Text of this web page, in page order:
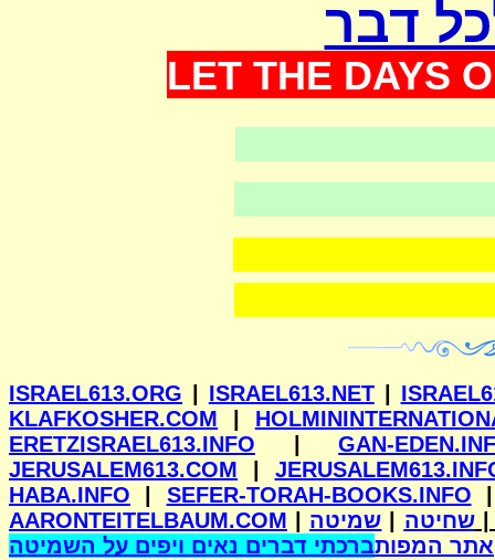
דבר
LET THE DAYS
ISRAEL613.ORG ISRAEL613.NET|
KLAFKOSHER.COM
ERETZISRAEL613.INFO |GAN-
JERUSALEM613.COM
HABA.INFO
SEFER-TORAH-BOOKS.INFO
AARONTEITELBAUM.COM
שמיטה שחיטה
ברכתי דברים נאים ויפים על השמיטהאתר המפות